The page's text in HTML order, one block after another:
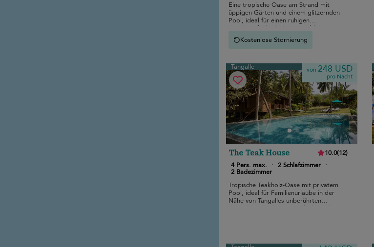
Eine tropische Oase am Strand mit
üppigen Gärten und einem glitzernden
Pool, ideal für einen ruhigen
Familienurlaub direkt am goldenen
Sandstrand.
Kostenlose Stornierung
Tangalle von 248 USD
pro Nacht
The Teak House 10.0(12)
4 Pers. max.
· 2 Schlafzimmer ·
2 Badezimmer
Tropische Teakholz-Oase mit privatem
Pool, ideal für Familienurlaube in der
Nähe von Tangalles unberührten
Stränden. Eine luxuriöse Flucht in den